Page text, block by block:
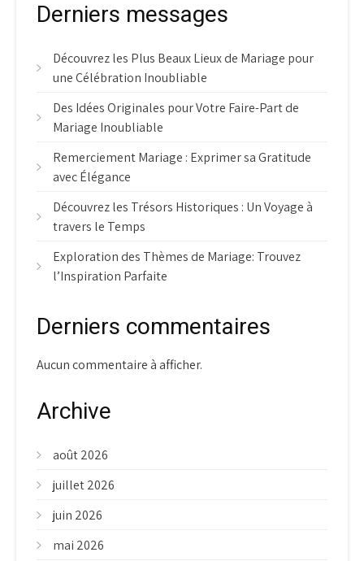
Derniers messages
Découvrez les Plus Beaux Lieux de Mariage pour
une Célébration Inoubliable
Des Idées Originales pour Votre Faire-Part de
Mariage Inoubliable
Remerciement Mariage : Exprimer sa Gratitude
avec Élégance
Découvrez les Trésors Historiques : Un Voyage à
travers le Temps
Exploration des Thèmes de Mariage: Trouvez
l’Inspiration Parfaite
Derniers commentaires
Aucun commentaire à afficher.
Archive
août 2026
juillet 2026
juin 2026
mai 2026